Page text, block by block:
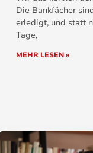
Die Bankfächer
erledigt, und statt
Tage,
MEHR LESEN »